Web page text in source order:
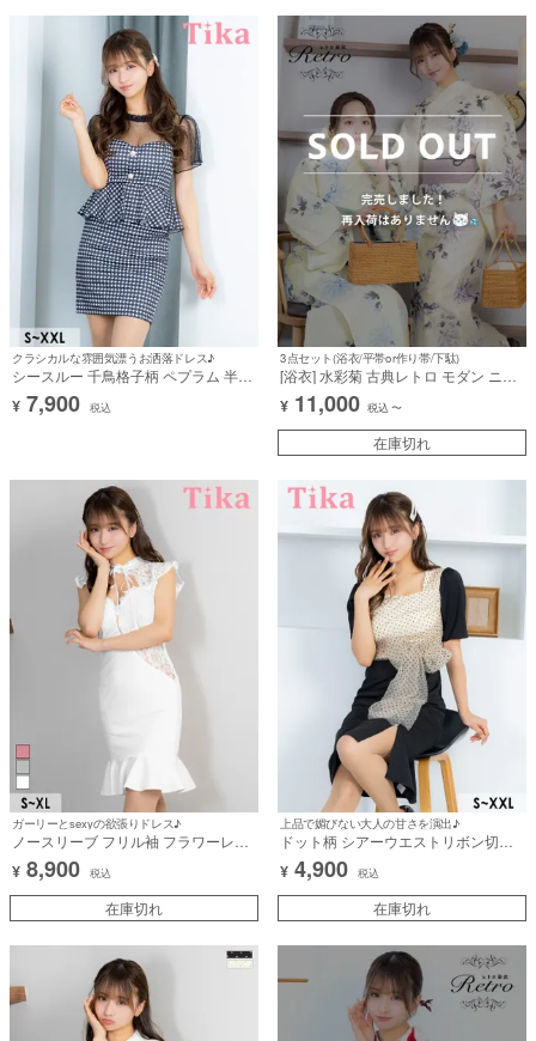
クラシカルな雰囲気漂うお洒落ドレス♪
シースルー 千鳥格子柄 ペプラム 半袖
タイトミニドレス (Sサイズ～XXLサ
イズ) (森脇梨々夏/キャバドレス着用)
¥ 7,900 税込
3点セット(浴衣/平帯or作り帯/下駄)
[浴衣] 水彩菊 古典レトロ モダン ニュ
アンス ベージュ クリーム地 3点セッ
ト (みりちゃむ/森脇梨々夏着用) [tk-
ykrt25-ec3]
¥ 11,000 税込〜
在庫切れ
ガーリーとsexyの欲張りドレス♪
ノースリーブ フリル袖 フラワーレー
ス バストカット ジップ 裾フリル 谷間
魅せ タイトミニドレス (Sサイズ～XL
サイズ) (森脇梨々夏/キャバドレス着
¥ 8,900 税込
在庫切れ
上品で媚びない大人の甘さを演出♪
ドット柄 シアーウエストリボン切り
替え 半袖 膝丈ドレス (森脇梨々夏/キ
ャバドレス着用)
¥ 4,900 税込
在庫切れ